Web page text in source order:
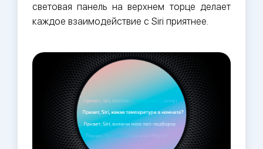
световая панель на верхнем торце делает
каждое взаимодействие с Siri приятнее.